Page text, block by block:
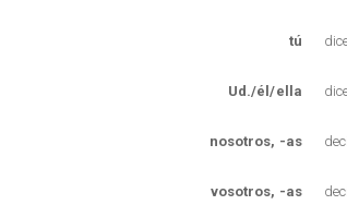
tú
Ud./él/ella
nosotros, -as
vosotros, -as